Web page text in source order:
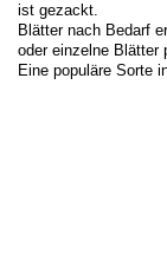
ist gezackt.
Blätter nach Bedarf
oder einzelne Blätter
Eine populäre Sorte